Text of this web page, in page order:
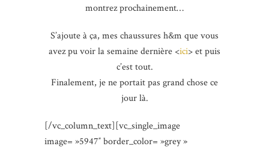
montrez prochainement…
S’ajoute à ça, mes chaussures h&m que vous
avez pu voir la semaine dernière <ici> et puis
c’est tout.
Finalement, je ne portait pas grand chose ce
jour là.
[/vc_column_text][vc_single_image
image= »5947″ border_color= »grey »